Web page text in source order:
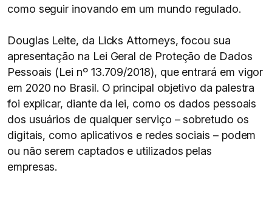
como seguir inovando em um mundo regulado.
Douglas Leite, da Licks Attorneys, focou sua
apresentação na Lei Geral de Proteção de Dados
Pessoais (Lei nº 13.709/2018), que entrará em vigor
em 2020 no Brasil. O principal objetivo da palestra
foi explicar, diante da lei, como os dados pessoais
dos usuários de qualquer serviço – sobretudo os
digitais, como aplicativos e redes sociais – podem
ou não serem captados e utilizados pelas
empresas.